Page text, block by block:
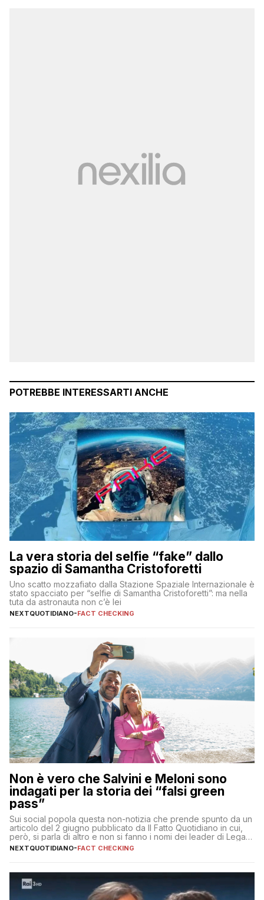
POTREBBE INTERESSARTI ANCHE
La vera storia del selfie “fake” dallo
spazio di Samantha Cristoforetti
Uno scatto mozzafiato dalla Stazione Spaziale Internazionale è
stato spacciato per “selfie di Samantha Cristoforetti”: ma nella
tuta da astronauta non c’è lei
NEXTQUOTIDIANO-FACT CHECKING
Non è vero che Salvini e Meloni sono
indagati per la storia dei “falsi green
pass”
Sui social popola questa non-notizia che prende spunto da un
articolo del 2 giugno pubblicato da Il Fatto Quotidiano in cui,
però, si parla di altro e non si fanno i nomi dei leader di Lega e
Fratelli d’Italia
NEXTQUOTIDIANO-FACT CHECKING